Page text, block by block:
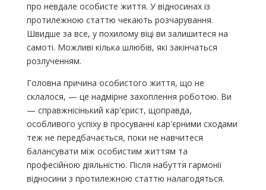
про невдале особисте життя. У відносинах із
протилежною статтю чекають розчарування.
Швидше за все, у похилому віці ви залишитеся на
самоті. Можливі кілька шлюбів, які закінчаться
розлученням.
Головна причина особистого життя, що не
склалося, — це надмірне захоплення роботою. Ви
— справжнісінький кар'єрист, щоправда,
особливого успіху в просуванні кар'єрними сходами
теж не передбачається, поки не навчитеся
балансувати між особистим життям та
професійною діяльністю. Після набуття гармонії
відносини з протилежною статтю налагодяться.